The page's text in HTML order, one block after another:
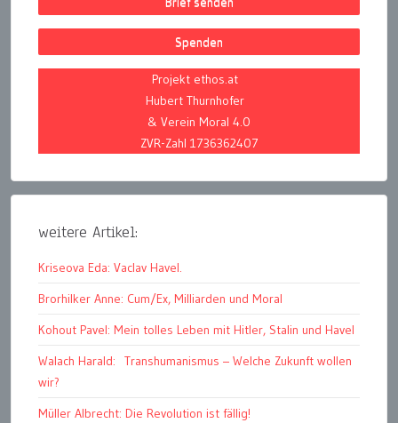
Spenden
Projekt ethos.at
Hubert Thurnhofer
& Verein Moral 4.0
ZVR-Zahl 1736362407
weitere Artikel:
Kriseova Eda: Vaclav Havel.
Brorhilker Anne: Cum/Ex, Milliarden und Moral
Kohout Pavel: Mein tolles Leben mit Hitler, Stalin und Havel
Walach Harald: Transhumanismus – Welche Zukunft wollen
wir?
Müller Albrecht: Die Revolution ist fällig!